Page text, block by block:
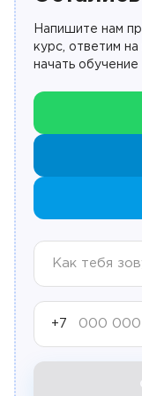
Напишите нам
курс, ответим
начать обучение
+7